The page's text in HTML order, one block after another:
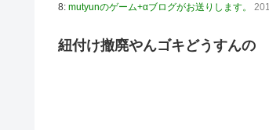
8: mutyunのゲーム+αブログがお送りします。
紐付け撤廃やんゴキどうすんの